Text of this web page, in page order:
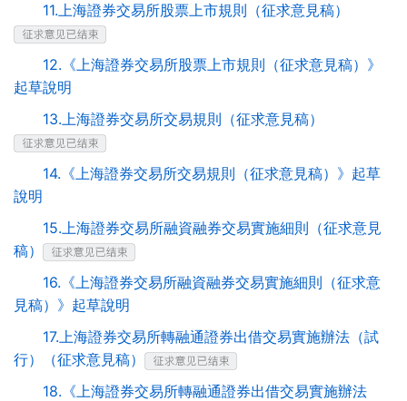
11.上海證券交易所股票上市規則（征求意見稿）
12.《上海證券交易所股票上市規則（征求意見稿）》
起草說明
13.上海證券交易所交易規則（征求意見稿）
14.《上海證券交易所交易規則（征求意見稿）》起草
說明
15.上海證券交易所融資融券交易實施細則（征求意見
稿）
16.《上海證券交易所融資融券交易實施細則（征求意
見稿）》起草說明
17.上海證券交易所轉融通證券出借交易實施辦法（試
行）（征求意見稿）
18.《上海證券交易所轉融通證券出借交易實施辦法